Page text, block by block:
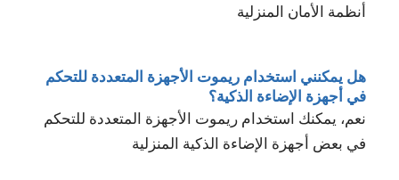
أنظمة الأمان المنزلية
هل يمكنني استخدام ريموت الأجهزة المتعددة للتحكم
في أجهزة الإضاءة الذكية؟
نعم، يمكنك استخدام ريموت الأجهزة المتعددة للتحكم
في بعض أجهزة الإضاءة الذكية المنزلية